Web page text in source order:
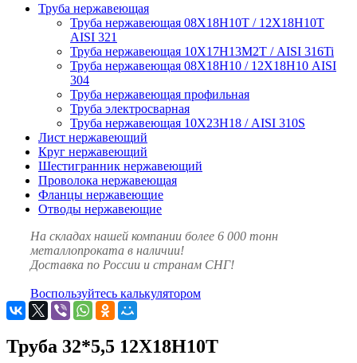
Труба нержавеющая
Труба нержавеющая 08Х18Н10Т / 12Х18Н10Т
AISI 321
Труба нержавеющая 10Х17Н13М2Т / AISI 316Ti
Труба нержавеющая 08Х18Н10 / 12Х18Н10 AISI
304
Труба нержавеющая профильная
Труба электросварная
Труба нержавеющая 10Х23Н18 / AISI 310S
Лист нержавеющий
Круг нержавеющий
Шестигранник нержавеющий
Проволока нержавеющая
Фланцы нержавеющие
Отводы нержавеющие
На складах нашей компании более 6 000 тонн
металлопроката в наличии!
Доставка по России и странам СНГ!
Воспользуйтесь калькулятором
Труба 32*5,5 12Х18Н10Т